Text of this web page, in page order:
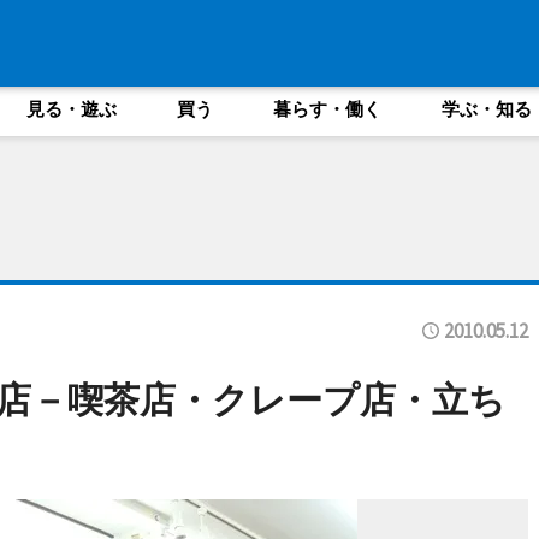
見る・遊ぶ 買う 暮らす・働く 学ぶ・知る
2010.05.12
－喫茶店・クレープ店・立ち